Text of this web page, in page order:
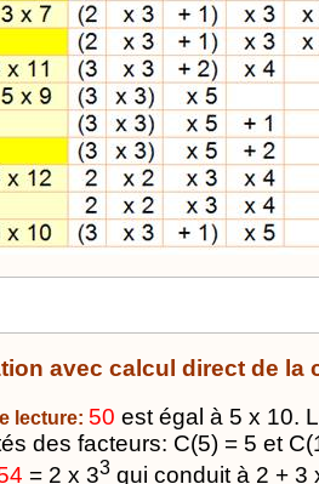
avec calcul direct de la
lecture: 50 est égal à 5 x 10.
des facteurs: C(5) = 5 et
= 2 x 33 qui conduit à 2 + 3